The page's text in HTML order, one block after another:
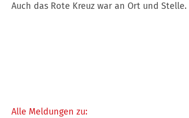
Auch das Rote Kreuz war an Ort und Stelle.
Alle Meldungen zu: